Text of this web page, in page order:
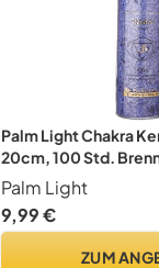
Palm Light Chakra
20cm, 100 Std.
Kristalloptik,
Außen
Palm Light
9,99 €
ZUM